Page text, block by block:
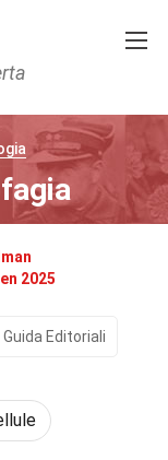
2025
Guida Editoriali